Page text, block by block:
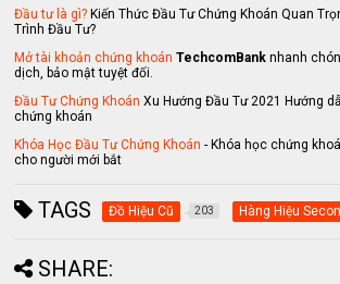
Đầu tư là gì? Kiến Thức Đầu Tư Chứng Khoán Quan
Trình Đầu Tư?
Mở tài khoản chứng khoán TechcomBanknhanh
dịch, bảo mật tuyệt đối.
Đầu Tư Chứng Khoán Xu Hướng Đầu Tư 2021 Hướng
chứng khoán
Khóa Học Đầu Tư Chứng Khoán - Khóa học chứng
cho người mới bắt
TAGS Đồ Hiệu Cũ 203 Hàng Hiệu
SHARE: